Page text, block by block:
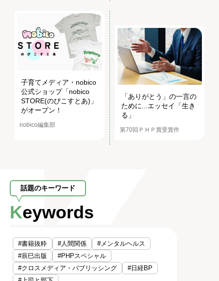
子育てメディア・nobico
公式ショップ「nobico
STORE(のびこすとあ)」
がオープン！
nobico編集部
「ありがとう」の一言の
ために...エッセイ「生き
る」
第70回ＰＨＰ賞受賞作
話題のキーワード
Keywords
#書籍抜粋 #人間関係
#メンタルヘルス
#辰巳出版
#PHPスペシャル
#クロスメディア・パブリッシング
#日経BP